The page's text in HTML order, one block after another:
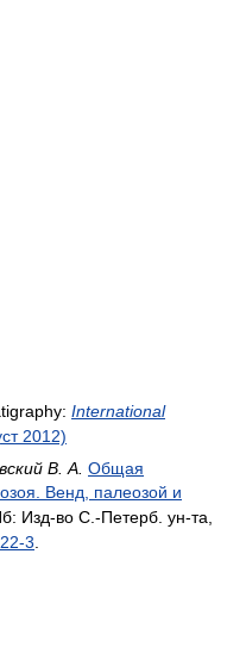
International
2012)
В. А. Общая
Венд, палеозой и
Изд-во С.-Петерб. ун-та,
3.